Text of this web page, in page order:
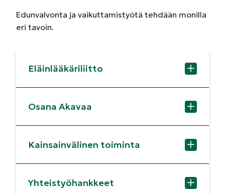
Edunvalvonta ja vaikuttamistyötä tehdään monilla
eri tavoin.
Eläinlääkäriliitto
Osana Akavaa
Kainsainvälinen toiminta
Yhteistyöhankkeet